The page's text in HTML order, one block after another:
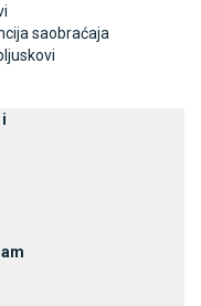
saobraćaja